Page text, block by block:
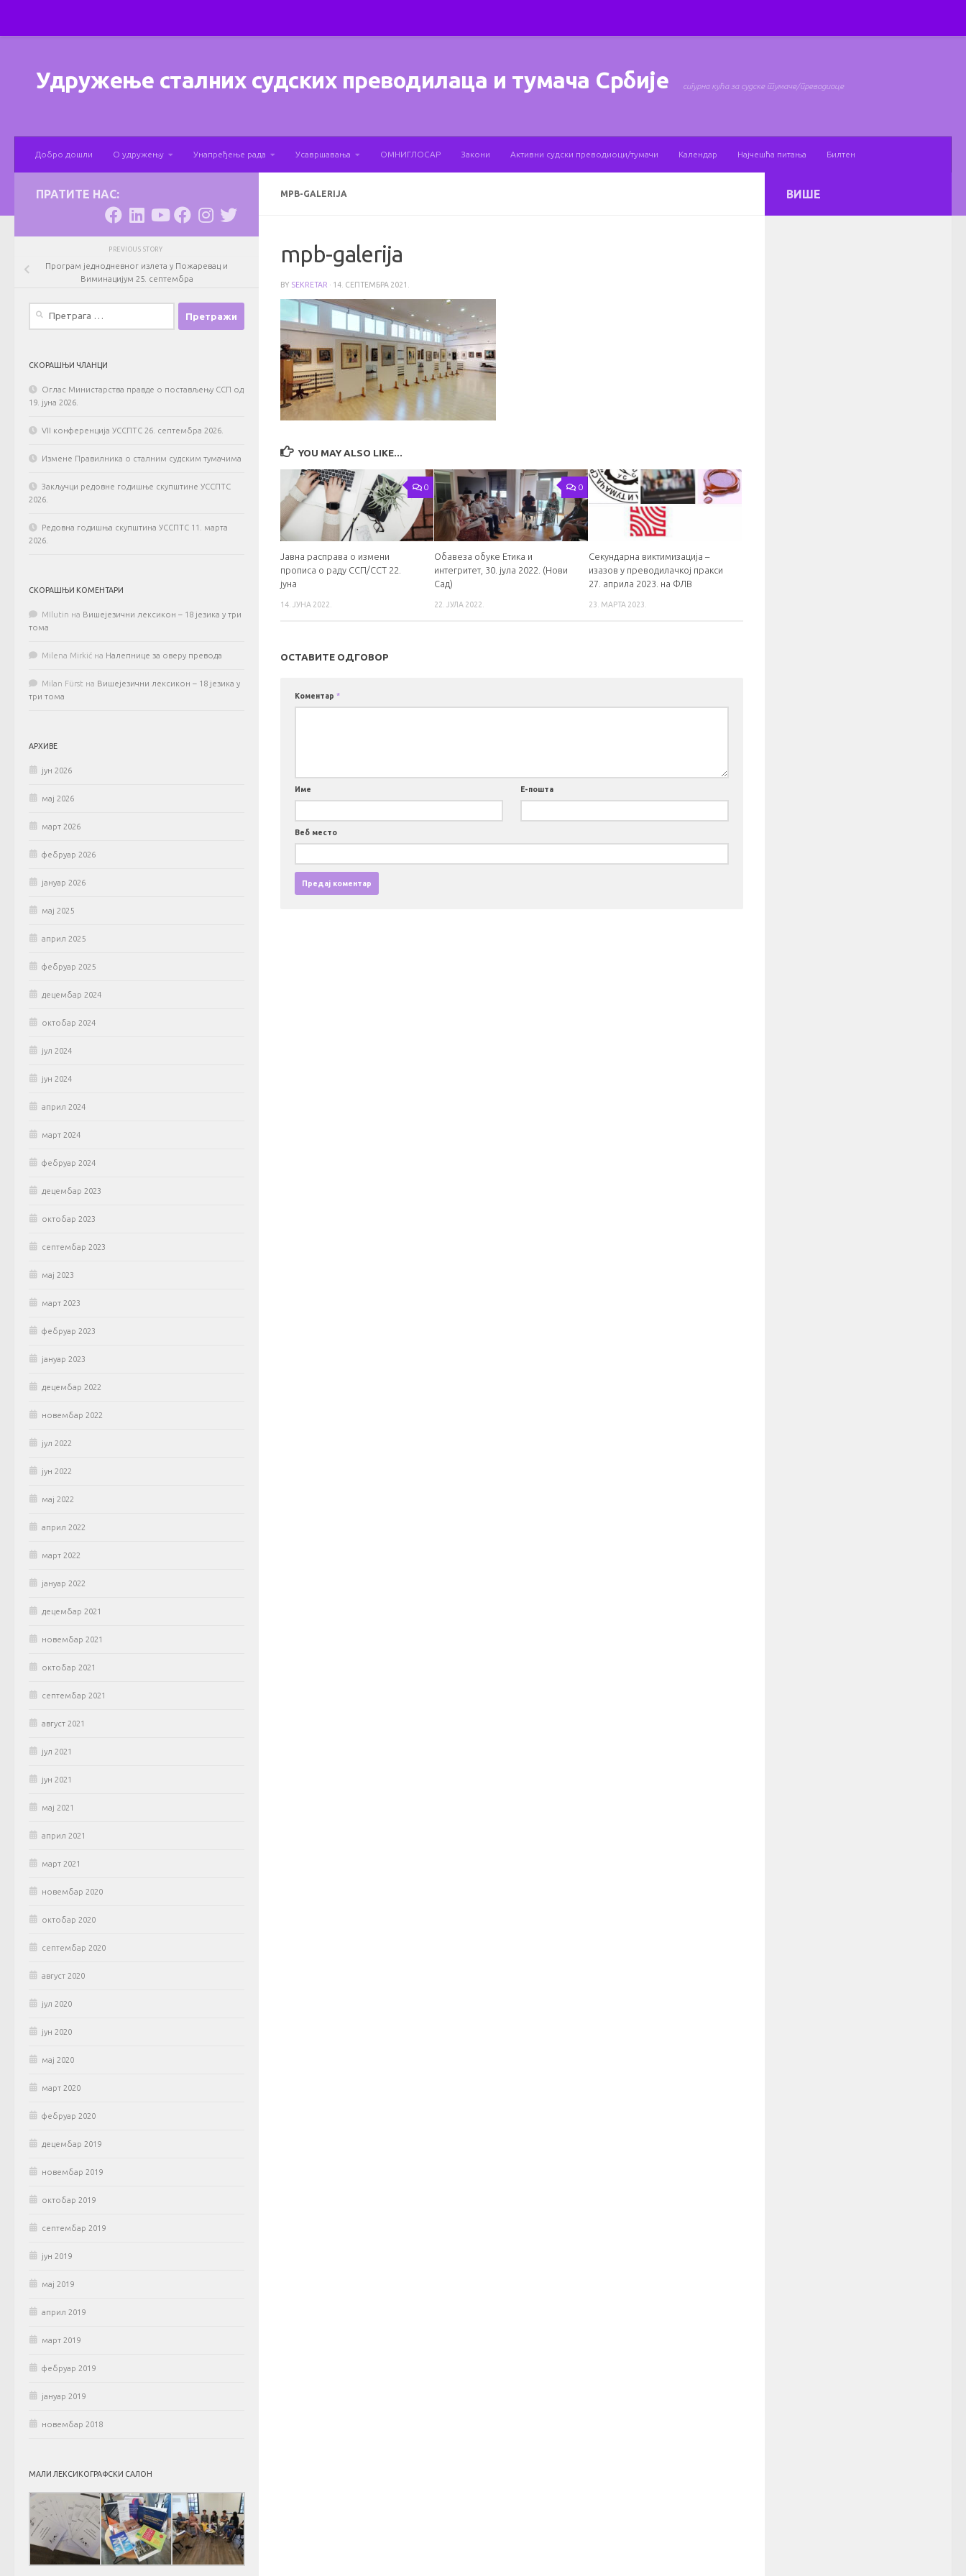
Удружење сталних судских преводилаца и тумача Србије сигурна кућа за судске тумаче/преводиоце
Добро дошли О удружењу Унапређење рада Усавршавања ОМНИГЛОСАР Закони Активни судски преводиоци/тумачи Календар Најчешћа питања Билтен
MPB-GALERIJA
mpb-galerija
BY SEKRETAR · 14. СЕПТЕМБРА 2021.
YOU MAY ALSO LIKE...
0
Јавна расправа о измени
прописа о раду ССП/ССТ 22.
јуна
14. ЈУНА 2022.
0
Обавеза обуке Етика и
интегритет, 30. јула 2022. (Нови
Сад)
22. ЈУЛА 2022.
Секундарна виктимизација –
изазов у преводилачкој пракси
27. априла 2023. на ФЛВ
23. МАРТА 2023.
ОСТАВИТЕ ОДГОВОР
Коментар *
Име Е-пошта
Веб место
ПРАТИТЕ НАС:
PREVIOUS STORY
Програм једнодневног излета у Пожаревац и
Виминацијум 25. септембра
СКОРАШЊИ ЧЛАНЦИ
Оглас Министарства правде о постављењу ССП од
19. јуна 2026.
VII конференција УССПТС 26. септембра 2026.
Измене Правилника о сталним судским тумачима
Закључци редовне годишње скупштине УССПТС
2026.
Редовна годишња скупштина УССПТС 11. марта
2026.
СКОРАШЊИ КОМЕНТАРИ
MIlutin на Вишејезични лексикон – 18 језика у три
тома
Milena Mirkić на Налепнице за оверу превода
Milan Fürst на Вишејезични лексикон – 18 језика у
три тома
АРХИВЕ
јун 2026
мај 2026
март 2026
фебруар 2026
јануар 2026
мај 2025
април 2025
фебруар 2025
децембар 2024
октобар 2024
јул 2024
јун 2024
април 2024
март 2024
фебруар 2024
децембар 2023
октобар 2023
септембар 2023
мај 2023
март 2023
фебруар 2023
јануар 2023
децембар 2022
новембар 2022
јул 2022
јун 2022
мај 2022
април 2022
март 2022
јануар 2022
децембар 2021
новембар 2021
октобар 2021
септембар 2021
август 2021
јул 2021
јун 2021
мај 2021
април 2021
март 2021
новембар 2020
октобар 2020
септембар 2020
август 2020
јул 2020
јун 2020
мај 2020
март 2020
фебруар 2020
децембар 2019
новембар 2019
октобар 2019
септембар 2019
јун 2019
мај 2019
април 2019
март 2019
фебруар 2019
јануар 2019
новембар 2018
МАЛИ ЛЕКСИКОГРАФСКИ САЛОН
ВИШЕ